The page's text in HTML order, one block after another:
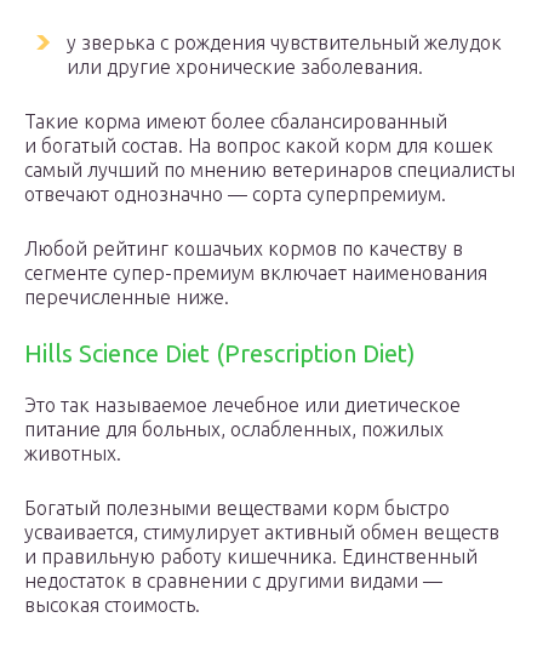
у зверька с рождения чувствительный желудок
или другие хронические заболевания.
Такие корма имеют более сбалансированный
и богатый состав. На вопрос какой корм для кошек
самый лучший по мнению ветеринаров специалисты
отвечают однозначно — сорта суперпремиум.
Любой рейтинг кошачьих кормов по качеству в
сегменте супер-премиум включает наименования
перечисленные ниже.
Hills Science Diet (Prescription Diet)
Это так называемое лечебное или диетическое
питание для больных, ослабленных, пожилых
животных.
Богатый полезными веществами корм быстро
усваивается, стимулирует активный обмен веществ
и правильную работу кишечника. Единственный
недостаток в сравнении с другими видами —
высокая стоимость.